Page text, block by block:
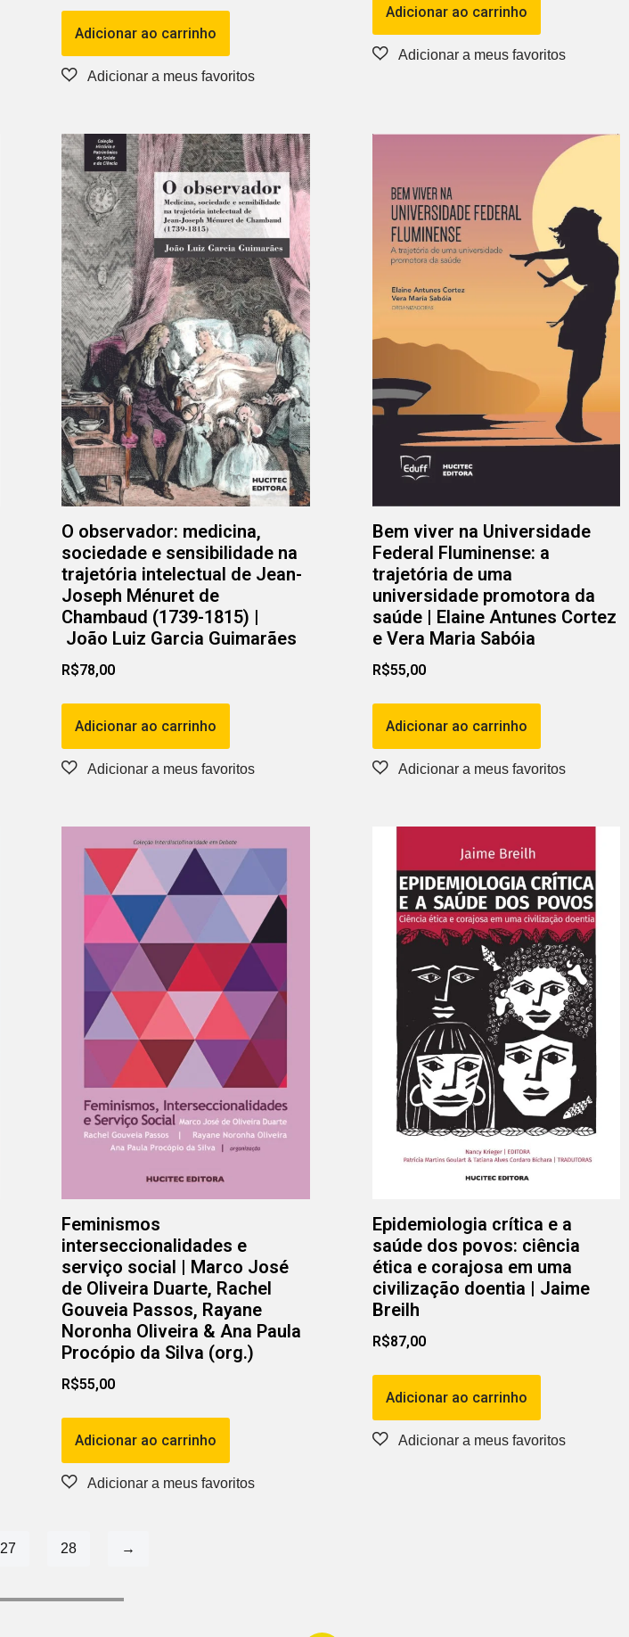
Adicionar ao carrinho
Adicionar ao carrinho
O observador: medicina,
sociedade e sensibilidade na
trajetória intelectual de Jean-
Joseph Ménuret de
Chambaud (1739-1815) |
João Luiz Garcia Guimarães
R$78,00
Adicionar ao carrinho
Bem viver na Universidade
Federal Fluminense: a
trajetória de uma
universidade promotora da
saúde | Elaine Antunes Cortez
e Vera Maria Sabóia
R$55,00
Adicionar ao carrinho
Feminismos
interseccionalidades e
serviço social | Marco José
de Oliveira Duarte, Rachel
Gouveia Passos, Rayane
Noronha Oliveira & Ana Paula
Procópio da Silva (org.)
R$55,00
Adicionar ao carrinho
Epidemiologia crítica e a
saúde dos povos: ciência
ética e corajosa em uma
civilização doentia | Jaime
Breilh
R$87,00
Adicionar ao carrinho
27 28 →